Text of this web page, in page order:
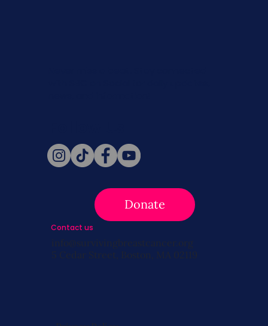
Donate
Contact us
info@survivingbreastcancer.org
5 Cedar Street, Boston, MA 02119